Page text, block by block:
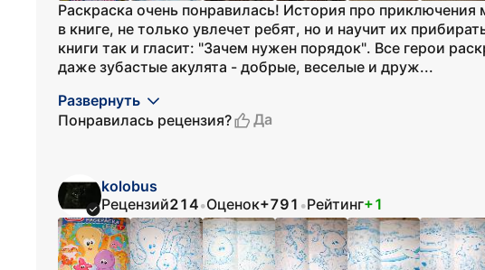
Раскраска очень понравилась! История про
в книге, не только увлечет ребят, но и научит их
книги так и гласит: "Зачем нужен порядок". Все герои
даже зубастые акулята - добрые, веселые и друж...
Развернуть
Понравилась рецензия?
Да
kolobus
Рецензий214•Оценок+791 •Рейтинг+1